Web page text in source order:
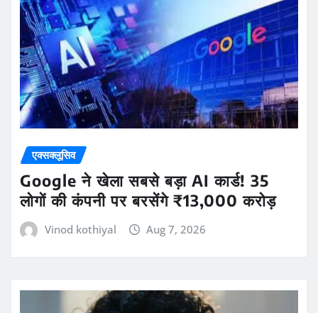
एक्सक्लूसिव
Google ने खेला सबसे बड़ा AI कार्ड! 35
लोगों की कंपनी पर बरसेंगे ₹13,000 करोड़
Vinod kothiyal Aug 7, 2026